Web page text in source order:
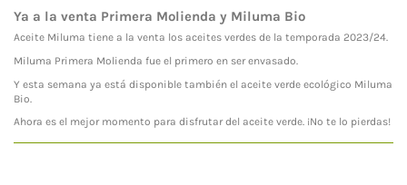
Ya a la venta Primera Molienda y Miluma Bio
Aceite Miluma tiene a la venta los aceites verdes de la temporada 2023/24.
Miluma Primera Molienda fue el primero en ser envasado.
Y esta semana ya está disponible también el aceite verde ecológico Miluma
Bio.
Ahora es el mejor momento para disfrutar del aceite verde. ¡No te lo pierdas!